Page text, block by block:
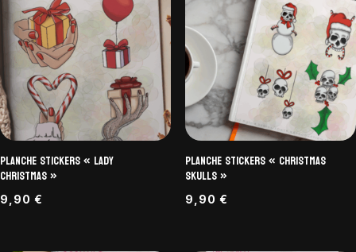
Planche Stickers « Lady
Christmas »
9,90 €
Planche Stickers « Christmas
Skulls »
9,90 €